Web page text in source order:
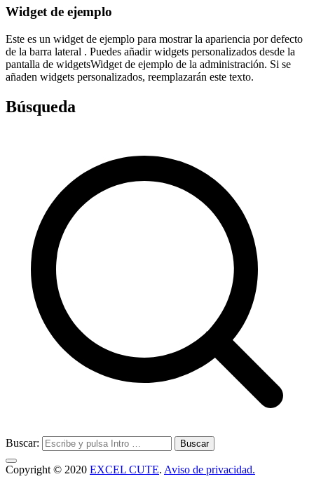
Widget de ejemplo
Este es un widget de ejemplo para mostrar la apariencia por defecto
de la barra lateral . Puedes añadir widgets personalizados desde la
pantalla de widgetsWidget de ejemplo de la administración. Si se
añaden widgets personalizados, reemplazarán este texto.
Búsqueda
Buscar:
Copyright © 2020 EXCEL CUTE. Aviso de privacidad.